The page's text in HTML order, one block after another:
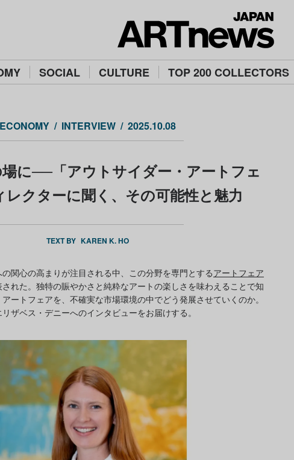
SOCIAL CULTURE TOP 200 COLLECTORS
ECONOMY INTERVIEW 2025.10.08
に──「アウトサイダー・アートフェ
レクターに聞く、その可能性と魅力
TEXT BY KAREN K. HO
の関心の高まりが注目される中、この分野を専門とするアートフェア
れた。独特の賑やかさと純粋なアートの楽しさを味わえることで知
ートフェアを、不確実な市場環境の中でどう発展させていくのか。
ザベス・デニーへのインタビューをお届けする。